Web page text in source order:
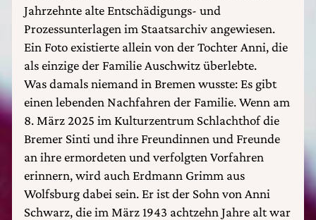
Jahrzehnte alte Entschädigungs- und
Prozessunterlagen im Staatsarchiv angewiesen.
Ein Foto existierte allein von der Tochter Anni, die
als einzige der Familie Auschwitz überlebte.
Was damals niemand in Bremen wusste: Es gibt
einen lebenden Nachfahren der Familie. Wenn am
8. März 2025 im Kulturzentrum Schlachthof die
Bremer Sinti und ihre Freundinnen und Freunde
an ihre ermordeten und verfolgten Vorfahren
erinnern, wird auch Erdmann Grimm aus
Wolfsburg dabei sein. Er ist der Sohn von Anni
Schwarz, die im März 1943 achtzehn Jahre alt war